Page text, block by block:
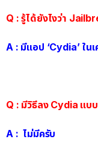
Q : รู้ได้ยังไงว่า
A : มีแอป ‘Cydia’ ใน
Q : มีวิธีลง Cydia แบ
A : ไม่มีครับ